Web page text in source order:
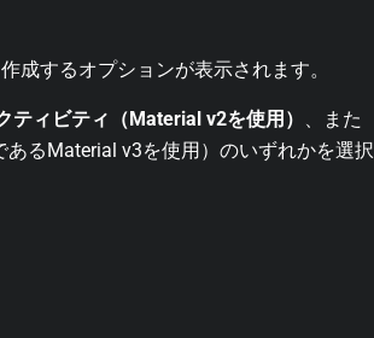
成するオプションが表示されます。
ティビティ（Material v2を使用） 、また
あるMaterial v3を使用）のいずれかを選択